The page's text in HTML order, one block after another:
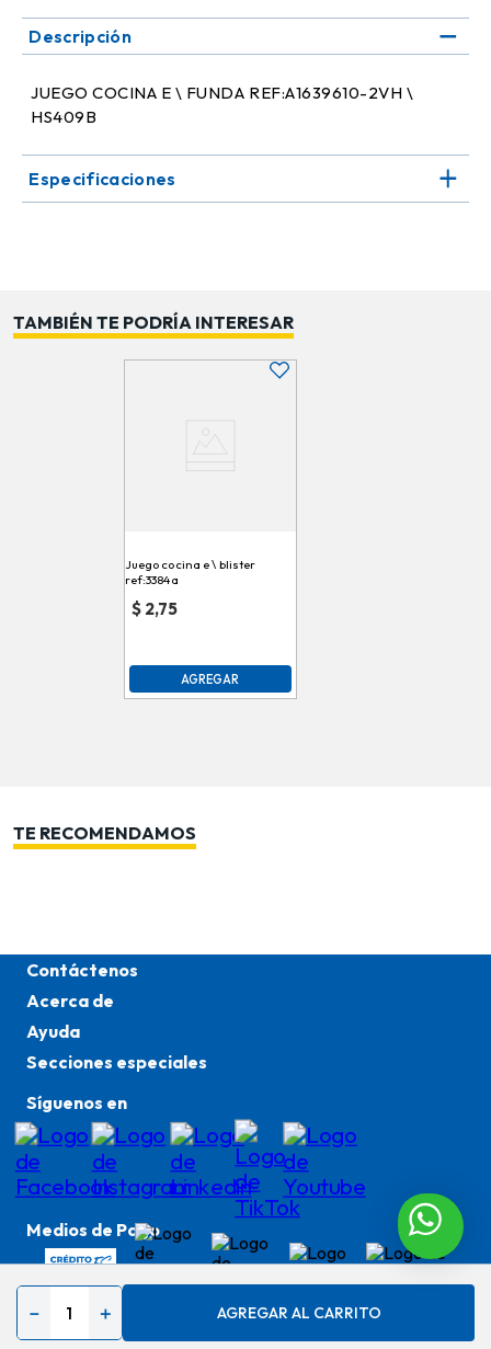
＋
－ AGREGAR AL CARRITO
Descripción
JUEGO COCINA E \ FUNDA REF:A1639610-2VH \
HS409B
Especificaciones
TAMBIÉN TE PODRÍA INTERESAR
Juego cocina e \ blister
ref:3384a
$ 2,75
AGREGAR
TE RECOMENDAMOS
Contáctenos
Acerca de
Ayuda
Secciones especiales
Síguenos en
Medios de Pago
Copyright © 2025 Alessa. Todos los derechos
reservados. Empowered by